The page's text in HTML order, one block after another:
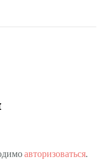
авторизоваться.